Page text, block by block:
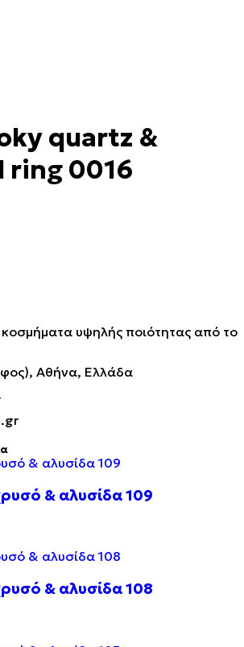
quartz &
ring 0016
υψηλής ποιότητας από το
Αθήνα, Ελλάδα
& αλυσίδα 109
& αλυσίδα 108